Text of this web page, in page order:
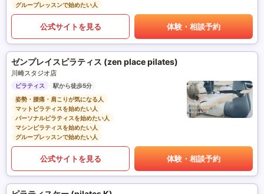
グループレッスンで始めたい人
公式サイトを見る 体験・相談予約
ゼンプレイスピラティス (zen place pilates)
川崎スタジオ店
ピラティス
駅から徒歩5分
姿勢・腰痛・肩こりが気になる人
マットピラティスを始めたい人
パーソナルピラティスを始めたい人
マシンピラティスを始めたい人
グループレッスンで始めたい人
公式サイトを見る 体験・相談予約